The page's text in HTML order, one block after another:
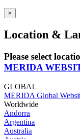
×
Location &
Please select
MERIDA
GLOBAL
MERIDA Global
Worldwide
Andorra
Argentina
Australia